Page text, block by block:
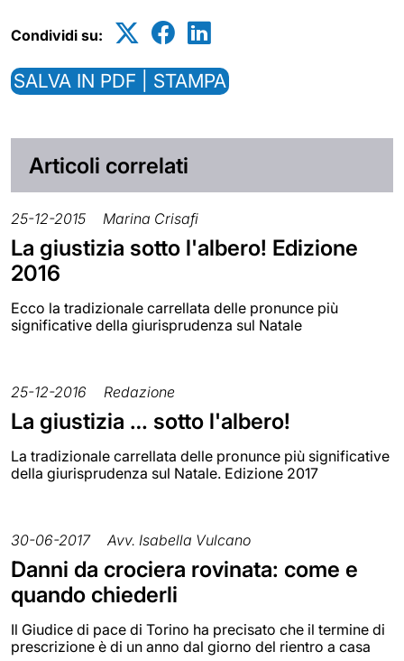
Condividi su:
SALVA IN PDF | STAMPA
Articoli correlati
25-12-2015 Marina Crisafi
La giustizia sotto l'albero! Edizione
2016
Ecco la tradizionale carrellata delle pronunce più
significative della giurisprudenza sul Natale
25-12-2016 Redazione
La giustizia … sotto l'albero!
La tradizionale carrellata delle pronunce più significative
della giurisprudenza sul Natale. Edizione 2017
30-06-2017 Avv. Isabella Vulcano
Danni da crociera rovinata: come e
quando chiederli
Il Giudice di pace di Torino ha precisato che il termine di
prescrizione è di un anno dal giorno del rientro a casa